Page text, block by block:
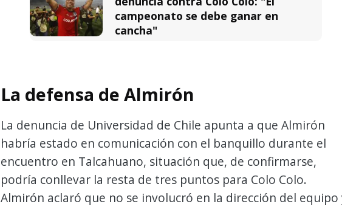
campeonato se debe ganar en
cancha"
La defensa de Almirón
La denuncia de Universidad de Chile apunta a que Almirón
habría estado en comunicación con el banquillo durante el
encuentro en Talcahuano, situación que, de confirmarse,
podría conllevar la resta de tres puntos para Colo Colo.
Almirón aclaró que no se involucró en la dirección del equipo